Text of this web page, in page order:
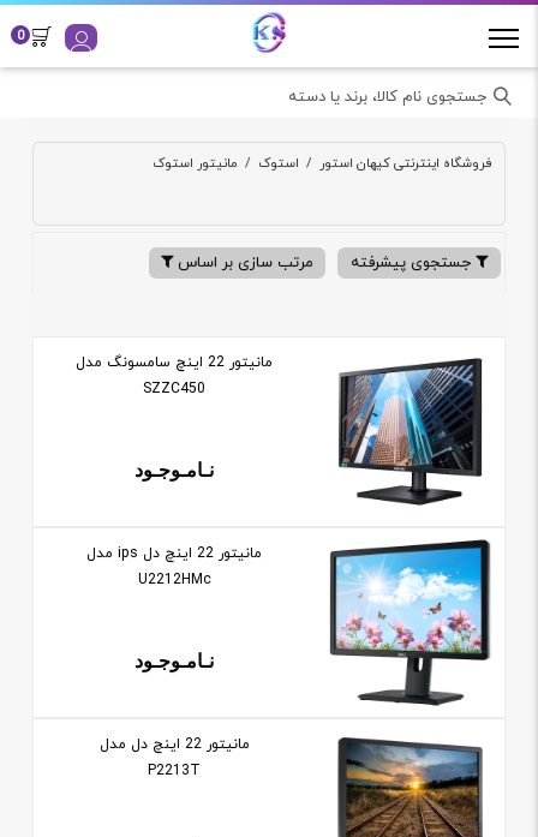
0
جستجوی نام کالا، برند یا دسته
فروشگاه اینترنتی کیهان استور / استوک / مانیتور استوک
جستجوی پیشرفته مرتب سازی بر اساس
مانيتور 22 اينچ سامسونگ مدل
SZZC450
نـامـوجـود
مانيتور 22 اينچ دل ips مدل
U2212HMc
نـامـوجـود
مانيتور 22 اينچ دل مدل
P2213T